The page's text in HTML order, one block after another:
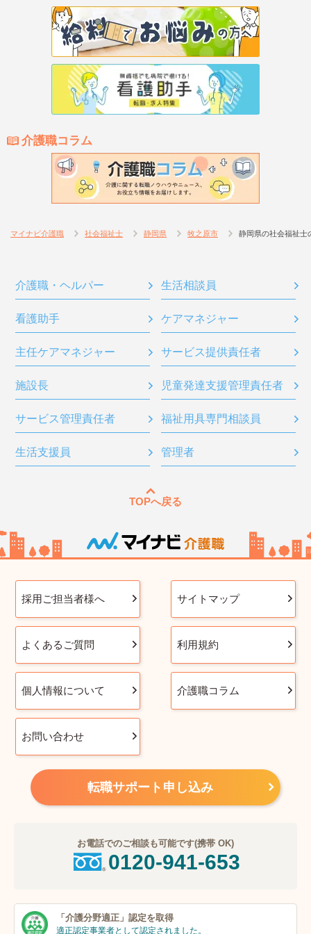
介護職コラム
マイナビ介護職 社会福祉士 静岡県 牧之原市 静岡県の社会福祉士
介護職・ヘルパー 生活相談員
看護助手 ケアマネジャー
主任ケアマネジャー サービス提供責任者
施設長 児童発達支援管理責任者
サービス管理責任者 福祉用具専門相談員
生活支援員 管理者
TOPへ戻る
採用ご担当者様へ サイトマップ
よくあるご質問 利用規約
個人情報について 介護職コラム
お問い合わせ
転職サポート申し込み
お電話でのご相談も可能です(携帯 OK)
0120-941-653
「介護分野適正」 認定を取得
適正認定事業者として認定されました。